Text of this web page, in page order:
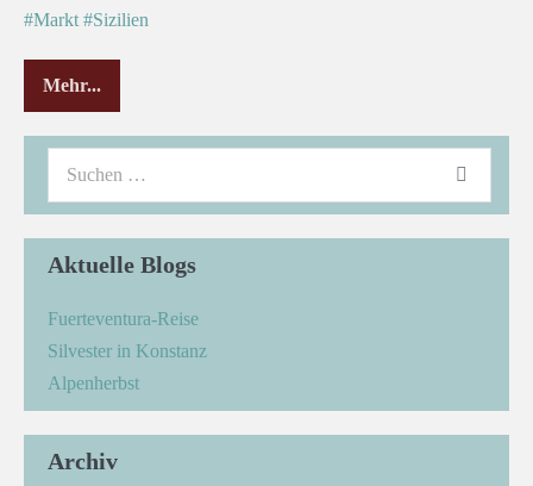
#Markt #Sizilien
Mehr...
Aktuelle Blogs
Fuerteventura-Reise
Silvester in Konstanz
Alpenherbst
Archiv